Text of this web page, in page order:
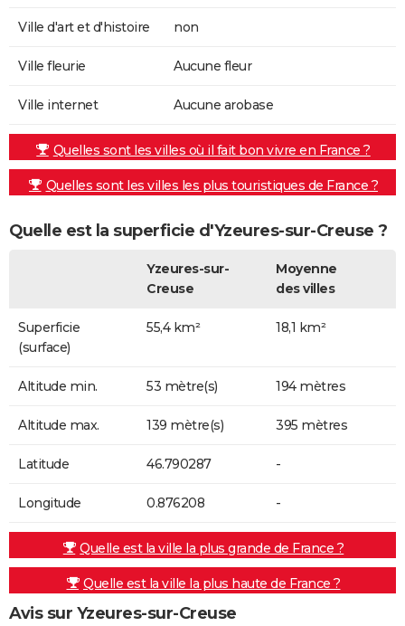
Ville d'art et d'histoire non
Ville fleurie Aucune fleur
Ville internet Aucune arobase
Quelles sont les villes où il fait bon vivre en France ?
Quelles sont les villes les plus touristiques de France ?
Quelle est la superficie d'Yzeures-sur-Creuse ?
Yzeures-sur-
Creuse
Moyenne
des villes
Superficie
(surface)
55,4 km² 18,1 km²
Altitude min. 53 mètre(s) 194 mètres
Altitude max. 139 mètre(s) 395 mètres
Latitude 46.790287 -
Longitude 0.876208 -
Quelle est la ville la plus grande de France ?
Quelle est la ville la plus haute de France ?
Avis sur Yzeures-sur-Creuse